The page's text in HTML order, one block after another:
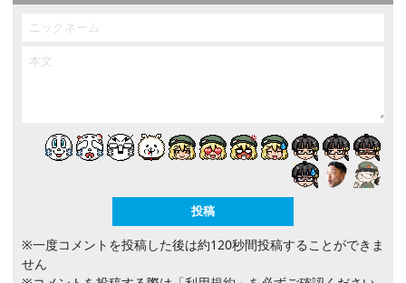
※一度コメントを投稿した後は約120秒間投稿することができま
せん